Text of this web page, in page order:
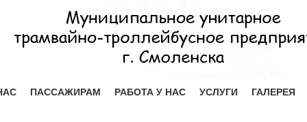
ПАССАЖИРАМ РАБОТА У НАС УСЛУГИ ГАЛЕРЕЯ